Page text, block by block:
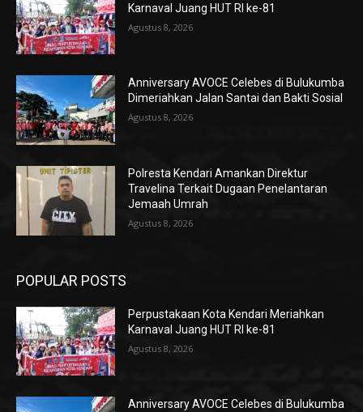
Karnaval Juang HUT RI ke-81
Agustus 8, 2026
Anniversary AVOCE Celebes di Bulukumba
Dimeriahkan Jalan Santai dan Bakti Sosial
Agustus 8, 2026
Polresta Kendari Amankan Direktur
Travelina Terkait Dugaan Penelantaran
Jemaah Umrah
Agustus 8, 2026
POPULAR POSTS
Perpustakaan Kota Kendari Meriahkan
Karnaval Juang HUT RI ke-81
Agustus 8, 2026
Anniversary AVOCE Celebes di Bulukumba